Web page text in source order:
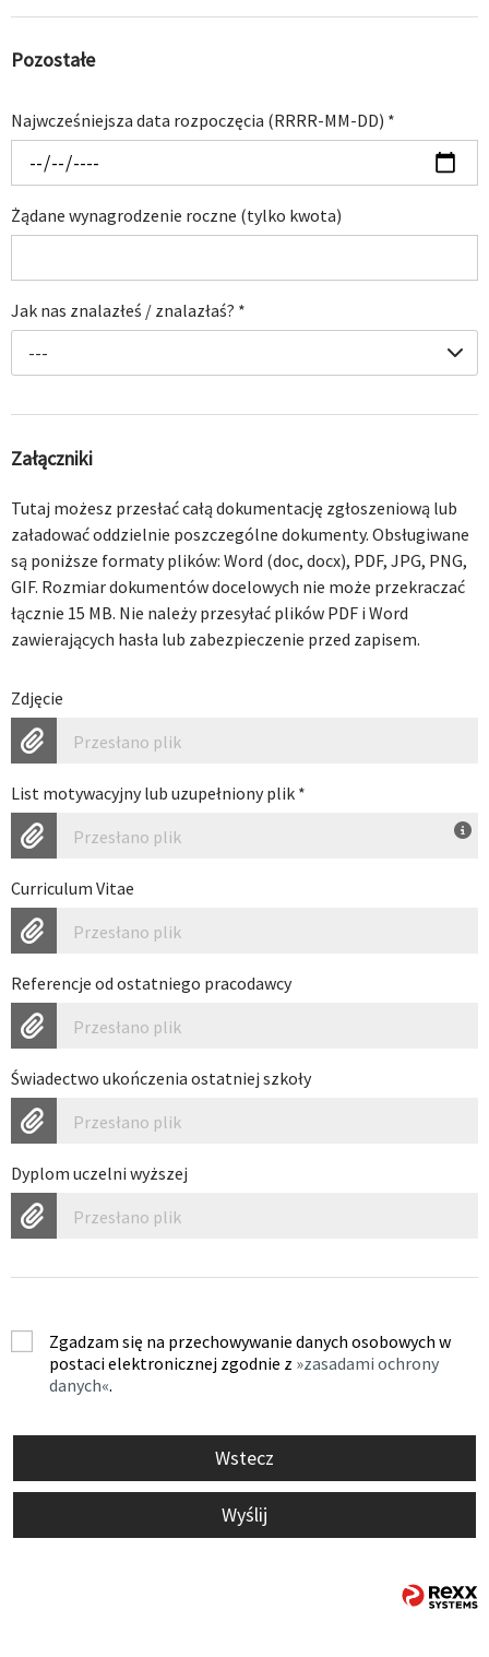
Pozostałe
Najwcześniejsza data rozpoczęcia (RRRR-MM-DD) *
Żądane wynagrodzenie roczne (tylko kwota)
Jak nas znalazłeś / znalazłaś? *
---
Załączniki
Tutaj możesz przesłać całą dokumentację zgłoszeniową lub
załadować oddzielnie poszczególne dokumenty. Obsługiwane
są poniższe formaty plików: Word (doc, docx), PDF, JPG, PNG,
GIF. Rozmiar dokumentów docelowych nie może przekraczać
łącznie 15 MB. Nie należy przesyłać plików PDF i Word
zawierających hasła lub zabezpieczenie przed zapisem.
Zdjęcie
Przesłano plik
List motywacyjny lub uzupełniony plik *
Przesłano plik
Curriculum Vitae
Przesłano plik
Referencje od ostatniego pracodawcy
Przesłano plik
Świadectwo ukończenia ostatniej szkoły
Przesłano plik
Dyplom uczelni wyższej
Przesłano plik
Zgadzam się na przechowywanie danych osobowych w
postaci elektronicznej zgodnie z zasadami ochrony
danych .
Wstecz
Wyślij